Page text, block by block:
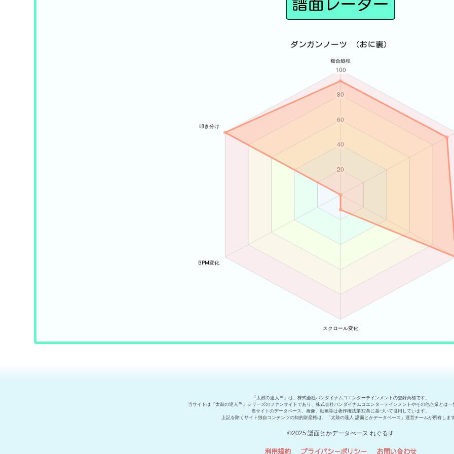
譜面レーダー
『太鼓の達人™』は、株式会社バンダイナムコエンターテインメントの登録商標です。
当サイトは『太鼓の達人™』シリーズのファンサイトであり、株式会社バンダイナムコエンターテインメントやその他企業とは一
当サイトのデータベース、画像、動画等は著作権法第32条に基づいて引用しています。
上記を除くサイト独自コンテンツの知的財産権は、「太鼓の達人 譜面とかデータベース」運営チームが所有しま
©2025 譜面とかデータべース れぐるす
利用規約 プライバシーポリシー お問い合わせ